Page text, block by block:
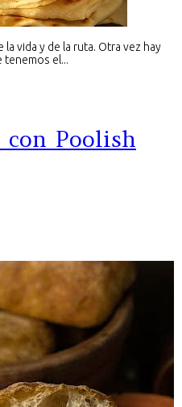
vida y de la ruta. Otra vez hay
tenemos el...
con Poolish